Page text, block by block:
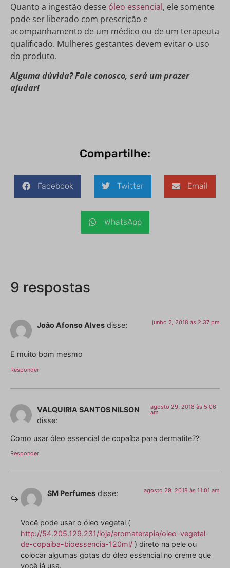
Quanto a ingestão desse óleo essencial, ele somente
pode ser liberado com prescrição e
acompanhamento de um médico ou de um terapeuta
qualificado. Mulheres gestantes devem evitar o uso
do produto.
Alguma dúvida? Fale conosco, será um prazer
ajudar!
Compartilhe:
Facebook Twitter Email
WhatsApp
9 respostas
João Afonso Alves disse: junho 2, 2018 às 2:37 pm
E muito bom mesmo
Responder
VALQUIRIA SANTOS NILSON
disse:
agosto 29, 2018 às 5:06
am
Como usar óleo essencial de copaíba para dermatite??
Responder
SM Perfumes disse: agosto 29, 2018 às 11:01 am
Você pode usar o óleo vegetal (
http://54.205.129.231/loja/aromaterapia/oleo-vegetal-
de-copaiba-bioessencia-120ml/ ) direto na pele ou
colocar algumas gotas do óleo essencial no creme que
você já usa.